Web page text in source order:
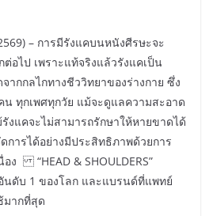
– การมีรังแคบนหนังศีรษะจะ
ต่อไป เพราะแท้จริงแล้วรังแคเป็น
ากกลไกทางชีววิทยาของร่างกาย ซึ่ง
น ทุกเพศทุกวัย แม้จะดูแลความสะอาด
งแคจะไม่สามารถรักษาให้หายขาดได้
การได้อย่างมีประสิทธิภาพด้วยการ
ง “HEAD & SHOULDERS”
ดับ 1 ของโลก และแบรนด์ที่แพทย์
มากที่สุด